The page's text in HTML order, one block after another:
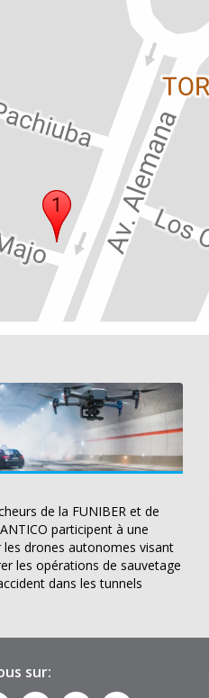
de la FUNIBER et de
participent à une
les drones autonomes visant
les opérations de sauvetage
dans les tunnels
sur: